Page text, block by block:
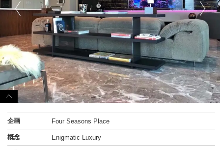
企画 Four Seasons Place
概念 Enigmatic Luxury